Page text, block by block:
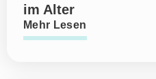
im Alter
Mehr Lesen